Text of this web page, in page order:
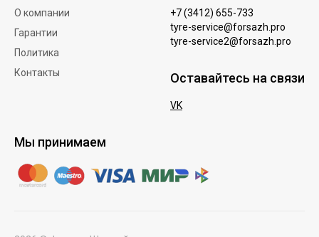
О компании
Гарантии
Политика
Контакты
+7 (3412) 655-733
tyre-service@forsazh.pro
tyre-service2@forsazh.pro
Оставайтесь на связи
VK
Мы принимаем